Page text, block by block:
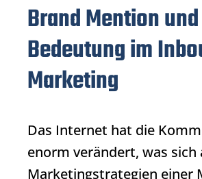
Brand Mention
Bedeutung im
Marketing
Das Internet hat die
enorm verändert, was sich
Marketingstrategien einer